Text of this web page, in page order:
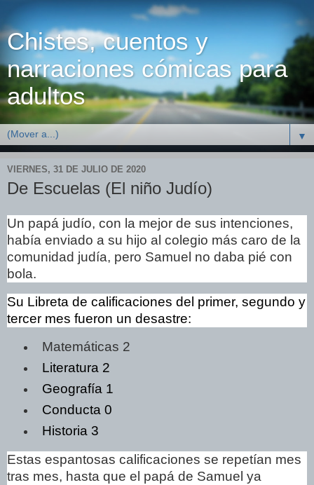
Chistes, cuentos y
narraciones cómicas para
adultos
▼
VIERNES, 31 DE JULIO DE 2020
De Escuelas (El niño Judío)
Un papá judío, con la mejor de sus intenciones,
había enviado a su hijo al colegio más caro de la
comunidad judía, pero Samuel no daba pié con
bola.
Su Libreta de calificaciones del primer, segundo y
tercer mes fueron un desastre:
Matemáticas 2
Literatura 2
Geografía 1
Conducta 0
Historia 3
Estas espantosas calificaciones se repetían mes
tras mes, hasta que el papá de Samuel ya